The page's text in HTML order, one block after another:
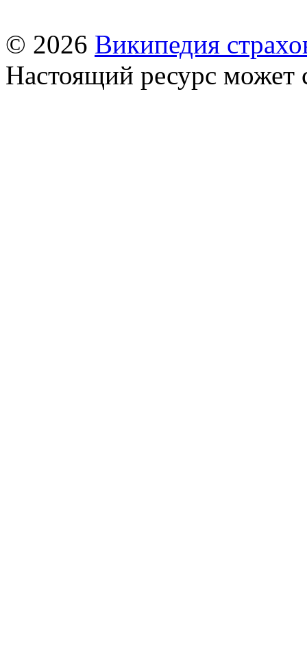
© 2026 Википедия
Настоящий ресурс может